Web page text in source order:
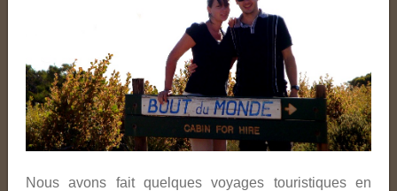
Nous avons fait quelques voyages touristiques en